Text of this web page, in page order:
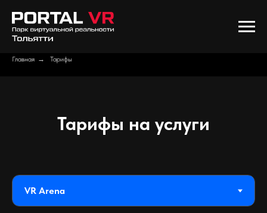
Главная → Тарифы
Тарифы на услуги